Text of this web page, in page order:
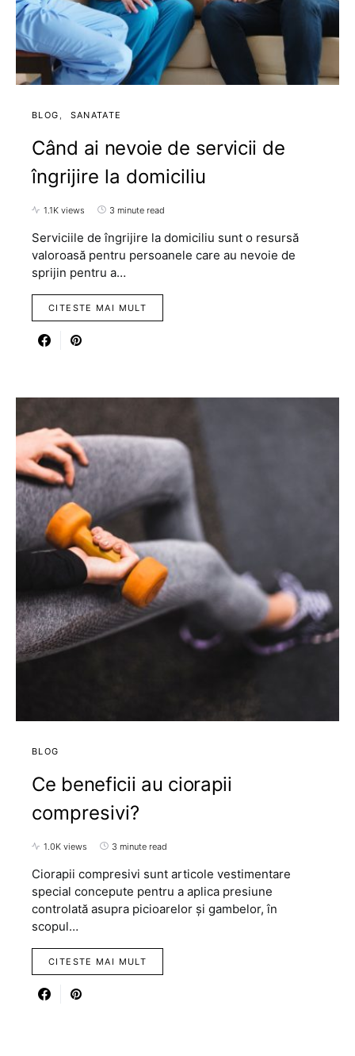
BLOG SANATATE
Când ai nevoie de servicii de
îngrijire la domiciliu
1.1K views 3 minute read
Serviciile de îngrijire la domiciliu sunt o resursă
valoroasă pentru persoanele care au nevoie de
sprijin pentru a…
CITESTE MAI MULT
BLOG
Ce beneficii au ciorapii
compresivi?
1.0K views 3 minute read
Ciorapii compresivi sunt articole vestimentare
special concepute pentru a aplica presiune
controlată asupra picioarelor și gambelor, în
scopul…
CITESTE MAI MULT